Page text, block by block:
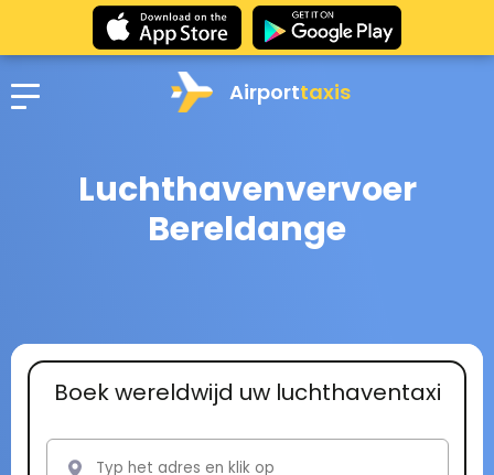
Airporttaxis
Luchthavenvervoer
Bereldange
Boek wereldwijd uw luchthaventaxi